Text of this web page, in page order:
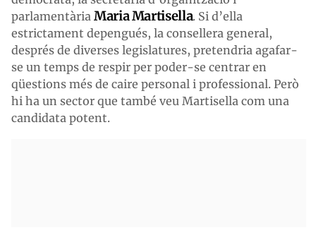
parlamentària Maria Martisella. Si d’ella
estrictament depengués, la consellera general,
després de diverses legislatures, pretendria agafar-
se un temps de respir per poder-se centrar en
qüestions més de caire personal i professional. Però
hi ha un sector que també veu Martisella com una
candidata potent.